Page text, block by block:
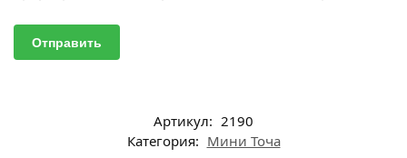
Артикул: 2190
Категория: Мини Точа